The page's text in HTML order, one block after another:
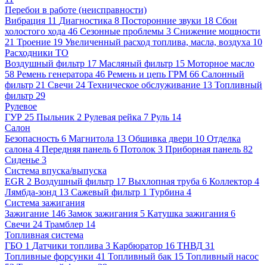
Перебои в работе (неисправности)
Вибрация 11 Диагностика 8 Посторонние звуки 18 Сбои
холостого хода 46 Сезонные проблемы 3 Снижение мощности
21 Троение 19 Увеличенный расход топлива, масла, воздуха 10
Расходники ТО
Воздушный фильтр 17 Масляный фильтр 15 Моторное масло
58 Ремень генератора 46 Ремень и цепь ГРМ 66 Салонный
фильтр 21 Свечи 24 Техническое обслуживание 13 Топливный
фильтр 29
Рулевое
ГУР 25 Пыльник 2 Рулевая рейка 7 Руль 14
Салон
Безопасность 6 Магнитола 13 Обшивка двери 10 Отделка
салона 4 Передняя панель 6 Потолок 3 Приборная панель 82
Сиденье 3
Система впуска/выпуска
EGR 2 Воздушный фильтр 17 Выхлопная труба 6 Коллектор 4
Лямбда-зонд 13 Сажевый фильтр 1 Турбина 4
Система зажигания
Зажигание 146 Замок зажигания 5 Катушка зажигания 6
Свечи 24 Трамблер 14
Топливная система
ГБО 1 Датчики топлива 3 Карбюратор 16 ТНВД 31
Топливные форсунки 41 Топливный бак 15 Топливный насос